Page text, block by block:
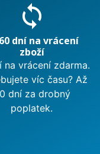
sync
dní na vrácení
zboží
na vrácení zdarma.
víc času? Až
dní za drobný
poplatek.